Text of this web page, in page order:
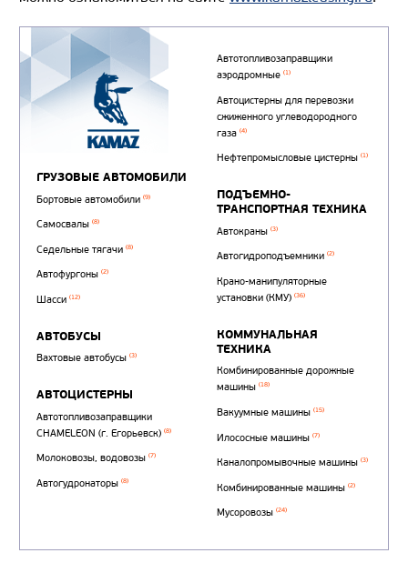
ГРУЗОВЫЕ АВТОМОБИЛИ
Самосвалы
сжиженного
газа
Нефтепромысловые
ПОДЪЕМНО-
(3)